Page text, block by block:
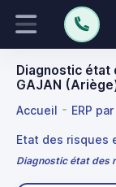
Diagnostic état
GAJAN
Accueil ERP
Etat des risques
Diagnostic état des